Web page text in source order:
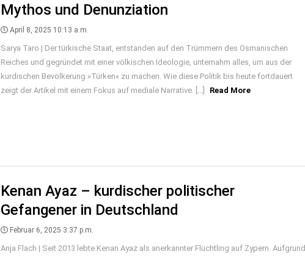
Mythos und Denunziation
April 8, 2025 10:13 a.m.
Sarya Taro | Der türkische Staat, entstanden auf den Trümmern des Osmanischen
Reiches und gegründet mit einer völkischen Ideologie, unternahm alles, um aus der
kurdischen Bevölkerung »Türken« zu machen. Wie diese Politik bis heute fortdauert
zeigt der Artikel mit einem Fokus auf mediale Narrative. [...]
Read More
Kenan Ayaz – kurdischer politischer
Gefangener in Deutschland
Februar 6, 2025 3:37 p.m.
Anja Flach | Seit 2013 lebte Kenan Ayaz als anerkannter Flüchtling auf Zypern. Aufgrund